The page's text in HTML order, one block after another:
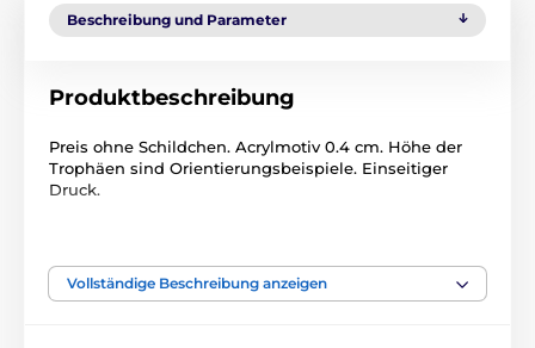
Beschreibung und Parameter
Produktbeschreibung
Preis ohne Schildchen. Acrylmotiv 0.4 cm. Höhe der
Trophäen sind Orientierungsbeispiele. Einseitiger
Druck.
Tischtennis Acryltrophäen HLAC1
Vollständige Beschreibung anzeigen